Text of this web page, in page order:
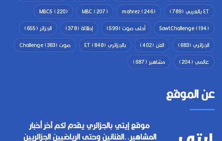
ET بالعربي
(789)
mahrez(246)
MBC(207)
MBC5 (220)
SawtChallenge(194) أحلى صوت (599) إطلالة (378) الجزائر (655)
الجزائري (683) الفن (402) بالجزائري ET (848) صوت Challenge (383)
عالمي (204) مشاهير (687)
عن الموقع
موقع إيتي بالجزائري يقدم لكم آخر أخبار
المشاهير..الفنانين وحتى الرياضيين الجزائريين